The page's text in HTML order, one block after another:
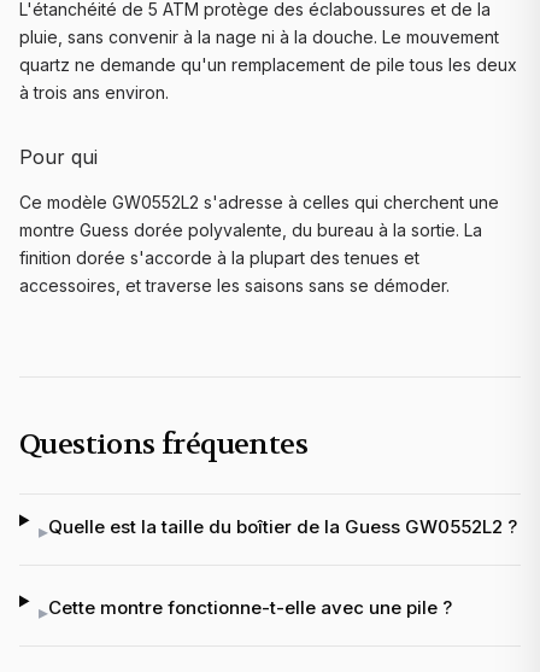
L'étanchéité de 5 ATM protège des éclaboussures et de la
pluie, sans convenir à la nage ni à la douche. Le mouvement
quartz ne demande qu'un remplacement de pile tous les deux
à trois ans environ.
Pour qui
Ce modèle GW0552L2 s'adresse à celles qui cherchent une
montre Guess dorée polyvalente, du bureau à la sortie. La
finition dorée s'accorde à la plupart des tenues et
accessoires, et traverse les saisons sans se démoder.
Questions fréquentes
▸Quelle est la taille du boîtier de la Guess GW0552L2 ?
▸Cette montre fonctionne-t-elle avec une pile ?